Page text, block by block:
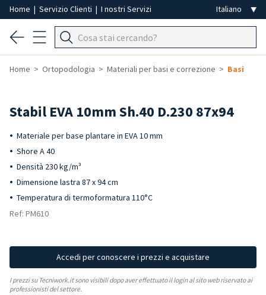
Home | Servizio Clienti | I nostri Servizi
Home Ortopodologia Materiali per basi e correzione Basi
Stabil EVA 10mm Sh.40 D.230 87x94
Materiale per base plantare in EVA 10 mm
Shore A 40
Densità 230 kg/m³
Dimensione lastra 87 x 94 cm
Temperatura di termoformatura 110°C
Ref: PM610
Accedi per conoscere i prezzi e acquistare
I prezzi su Tecniwork.it sono visibili dopo aver effettuato il login al sito web riservato ai
professionisti del settore.